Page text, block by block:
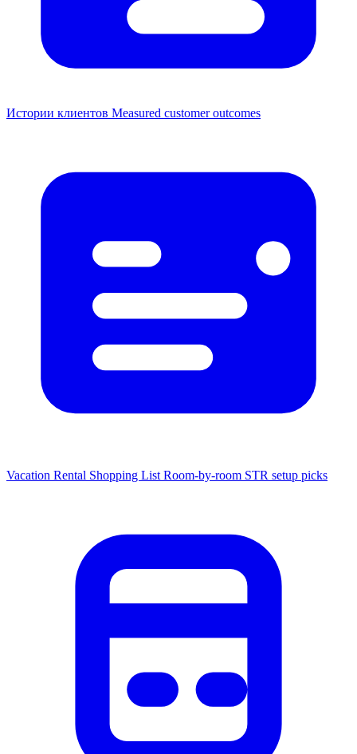
Истории клиентов Measured customer outcomes
Vacation Rental Shopping List Room-by-room STR setup picks